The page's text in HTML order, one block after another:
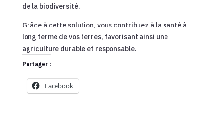
de la biodiversité.
Grâce à cette solution, vous contribuez à la santé à
long terme de vos terres, favorisant ainsi une
agriculture durable et responsable.
Partager :
Facebook